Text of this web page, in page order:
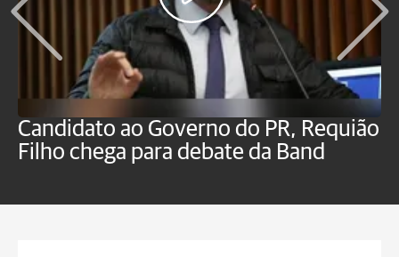
Candidato ao Governo do PR, Requião
Filho chega para debate da Band